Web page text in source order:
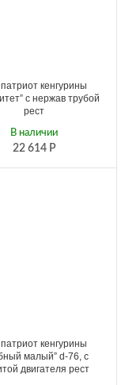
кенгурины
с нержав трубой
рест
22 614 Р
В наличии
кенгурины
малый” d-76, с
двигателя рест